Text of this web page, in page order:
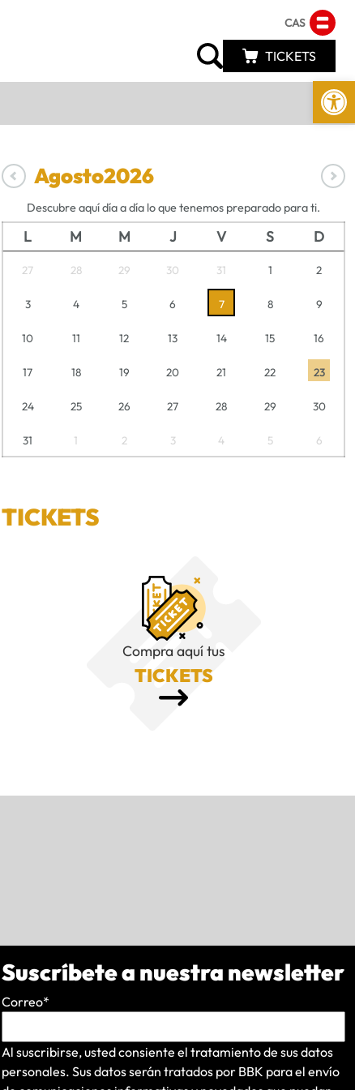
Abrir
CAS
TICKETS
Agosto2026
Descubre aquí día a día lo que tenemos preparado para ti.
L M M J V S D
27 28 29 30 31 1 2
3 4 5 6 7 8 9
10 11 12 13 14 15 16
17 18 19 20 21 22 23
24 25 26 27 28 29 30
31 1 2 3 4 5 6
TICKETS
Compra aquí tus
TICKETS
Suscríbete a nuestra newsletter
Correo*
Al suscribirse, usted consiente el tratamiento de sus datos
personales. Sus datos serán tratados por BBK para el envío